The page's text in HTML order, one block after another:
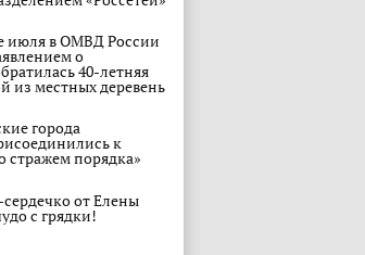
июля в ОМВД России
о
40-летняя
из местных деревень
города
к
стражем порядка»
от Елены
с грядки!